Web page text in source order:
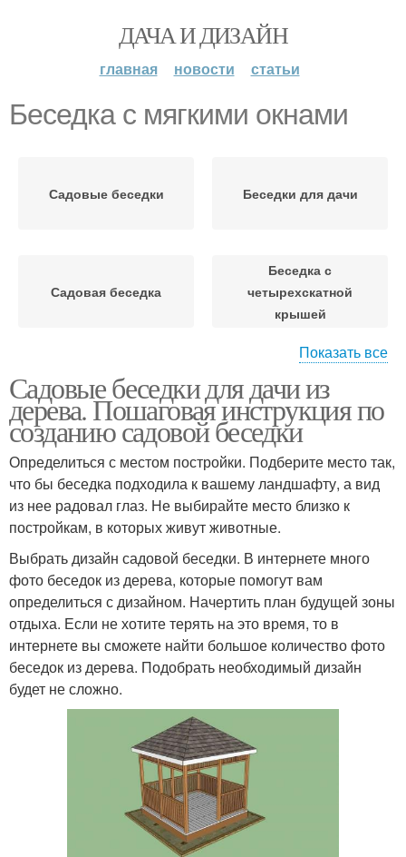
ДАЧА И ДИЗАЙН
главная новости статьи
Беседка с мягкими окнами
Садовые беседки Беседки для дачи
Садовая беседка
Беседка с
четырехскатной
крышей
Беседка для дачи Беседка из дерева
Беседка с мангалом Мангал в беседке
Материалы для беседки
Комбинированные
беседки
Металлические беседки
Беседки с мангалом Деревянная беседка
Показать все
Садовые беседки для дачи из
дерева. Пошаговая инструкция по
созданию садовой беседки
Определиться с местом постройки. Подберите место так,
что бы беседка подходила к вашему ландшафту, а вид
из нее радовал глаз. Не выбирайте место близко к
постройкам, в которых живут животные.
Выбрать дизайн садовой беседки. В интернете много
фото беседок из дерева, которые помогут вам
определиться с дизайном. Начертить план будущей зоны
отдыха. Если не хотите терять на это время, то в
интернете вы сможете найти большое количество фото
беседок из дерева. Подобрать необходимый дизайн
будет не сложно.